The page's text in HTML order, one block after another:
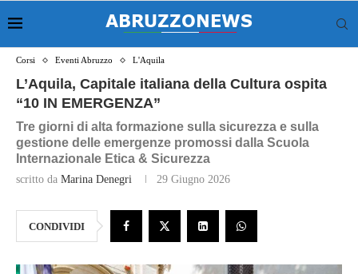
Corsi Eventi Abruzzo L'Aquila
L’Aquila, Capitale italiana della Cultura ospita
“10 IN EMERGENZA”
Tre giorni di alta formazione sulla sicurezza e sulla
gestione delle emergenze promossi dalla Scuola
Internazionale Etica & Sicurezza
scritto da Marina Denegri 29 Giugno 2026
CONDIVIDI